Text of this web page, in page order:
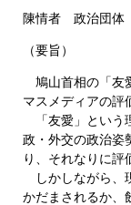
陳情者 政治団
（要旨）
鳩山首相の「友
マスメディアの評
「友愛」という
政・外交の政治姿
り、それなりに評
しかしながら、
かだまされるか、